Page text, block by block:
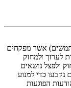
אשר מפקחים
לערוך ולמחוק
ולפצל נושאים
נקבעו כדי למנוע
הפוגעות